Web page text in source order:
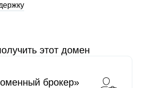
этот домен
брокер»